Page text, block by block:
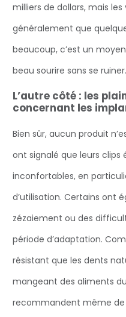
milliers de dollars, mais
généralement que
beaucoup, c’est un
beau sourire sans se ruiner.
L’autre côté : les
concernant les
Bien sûr, aucun produit
ont signalé que leurs
inconfortables, en
d’utilisation. Certains ont
zézaiement ou des
période d’adaptation.
résistant que les dents
mangeant des aliments
recommandent même